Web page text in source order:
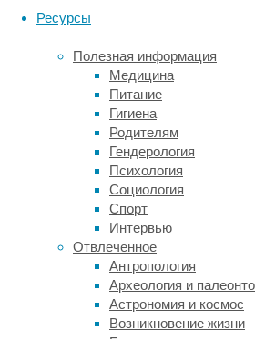
Ресурсы
Полезная информация
Медицина
Питание
Гигиена
Родителям
Гендерология
Психология
Социология
Спорт
Интервью
Отвлеченное
Антропология
Археология и
Астрономия и космос
Возникновение жизни
теплые
области»,
вероятнее
всего
могла
пустить
корни
жизнь.
«Особые
области»
определяются
Международным
советом